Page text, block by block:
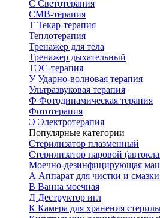
С Светотерапия
СМВ-терапия
Т Текар-терапия
Теплотерапия
Тренажер для тела
Тренажер дыхательный
ТЭС-терапия
УУдарно-волновая терапия
Ультразвуковая терапия
Ф Фотодинамическая терапия
Фототерапия
Э Электротерапия
Популярные категории
Стерилизатор плазменный
Стерилизатор паровой
Моечно-дезинфицирующая
А Аппарат для чистки и
В Ванна моечная
Д Деструктор игл
К Камера для хранения